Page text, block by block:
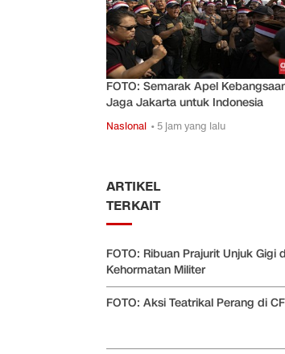
FOTO: Semarak Apel
Jaga Jakarta untuk Indonesia
Nasional • 5 jam yang lalu
ARTIKEL
TERKAIT
FOTO: Ribuan Prajurit Unjuk Gigi
Kehormatan Militer
FOTO: Aksi Teatrikal Perang di